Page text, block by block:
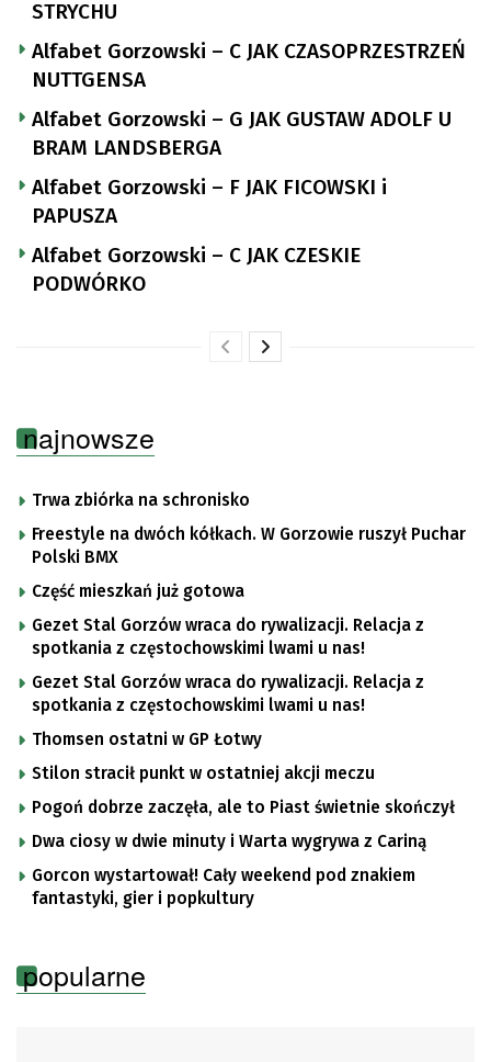
STRYCHU
Alfabet Gorzowski – C JAK CZASOPRZESTRZEŃ
NUTTGENSA
Alfabet Gorzowski – G JAK GUSTAW ADOLF U
BRAM LANDSBERGA
Alfabet Gorzowski – F JAK FICOWSKI i
PAPUSZA
Alfabet Gorzowski – C JAK CZESKIE
PODWÓRKO
najnowsze
Trwa zbiórka na schronisko
Freestyle na dwóch kółkach. W Gorzowie ruszył Puchar
Polski BMX
Część mieszkań już gotowa
Gezet Stal Gorzów wraca do rywalizacji. Relacja z
spotkania z częstochowskimi lwami u nas!
Gezet Stal Gorzów wraca do rywalizacji. Relacja z
spotkania z częstochowskimi lwami u nas!
Thomsen ostatni w GP Łotwy
Stilon stracił punkt w ostatniej akcji meczu
Pogoń dobrze zaczęła, ale to Piast świetnie skończył
Dwa ciosy w dwie minuty i Warta wygrywa z Cariną
Gorcon wystartował! Cały weekend pod znakiem
fantastyki, gier i popkultury
popularne